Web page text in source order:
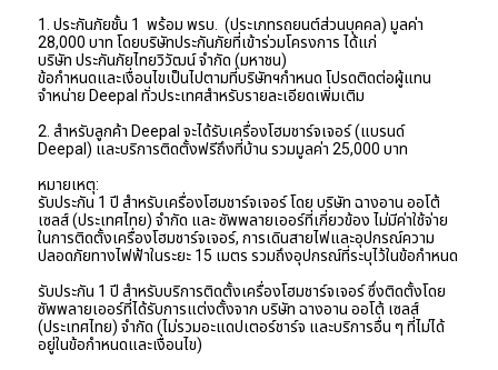
1. ประกันภัยชั้น 1  พร้อม พรบ.  (ประเภทรถยนต์ส่วนบุคคล) มูลค่า
28,000 บาท โดยบริษัทประกันภัยที่เข้าร่วมโครงการ ได้แก่
บริษัท ประกันภัยไทยวิวัฒน์ จำกัด (มหาชน)
ข้อกำหนดและเงื่อนไขเป็นไปตามที่บริษัทฯกำหนด โปรดติดต่อผู้แทน
จำหน่าย Deepal ทั่วประเทศสำหรับรายละเอียดเพิ่มเติม
2. สำหรับลูกค้า Deepal จะได้รับเครื่องโฮมชาร์จเจอร์ (แบรนด์
Deepal) และบริการติดตั้งฟรีถึงที่บ้าน รวมมูลค่า 25,000 บาท
หมายเหตุ:
รับประกัน 1 ปี สำหรับเครื่องโฮมชาร์จเจอร์ โดย บริษัท ฉางอาน ออโต้
เซลส์ (ประเทศไทย) จำกัด และ ซัพพลายเออร์ที่เกี่ยวข้อง ไม่มีค่าใช้จ่าย
ในการติดตั้งเครื่องโฮมชาร์จเจอร์, การเดินสายไฟและอุปกรณ์ความ
ปลอดภัยทางไฟฟ้าในระยะ 15 เมตร รวมถึงอุปกรณ์ที่ระบุไว้ในข้อกำหนด
รับประกัน 1 ปี สำหรับบริการติดตั้งเครื่องโฮมชาร์จเจอร์ ซึ่งติดตั้งโดย
ซัพพลายเออร์ที่ได้รับการแต่งตั้งจาก บริษัท ฉางอาน ออโต้ เซลส์
(ประเทศไทย) จำกัด (ไม่รวมอะแดปเตอร์ชาร์จ และบริการอื่น ๆ ที่ไม่ได้
อยู่ในข้อกำหนดและเงื่อนไข)